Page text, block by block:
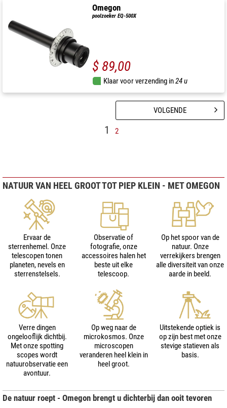
Omegon
poolzoeker EQ-500X
$ 89,00
Klaar voor verzending in24 u
1 2
VOLGENDE
NATUUR VAN HEEL GROOT TOT PIEP KLEIN - MET OMEGON
Ervaar de
sterrenhemel. Onze
telescopen tonen
planeten, nevels en
sterrenstelsels.
Observatie of
fotografie, onze
accessoires halen het
beste uit elke
telescoop.
Op het spoor van de
natuur. Onze
verrekijkers brengen
alle diversiteit van onze
aarde in beeld.
Verre dingen
ongelooflijk dichtbij.
Met onze spotting
scopes wordt
natuurobservatie een
avontuur.
Op weg naar de
microkosmos. Onze
microscopen
veranderen heel klein in
heel groot.
Uitstekende optiek is
op zijn best met onze
stevige statieven als
basis.
De natuur roept - Omegon brengt u dichterbij dan ooit tevoren